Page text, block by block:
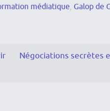
médiatique, Galop de
Négociations secrètes